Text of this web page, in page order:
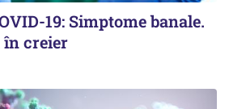
19: Simptome banale.
creier